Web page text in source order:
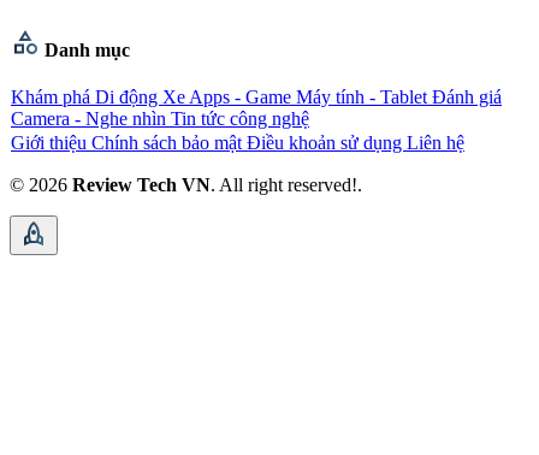
category Danh mục
Khám phá Di động Xe Apps - Game Máy tính - Tablet Đánh giá
Camera - Nghe nhìn Tin tức công nghệ
Giới thiệu Chính sách bảo mật Điều khoản sử dụng Liên hệ
© 2026 Review Tech VN. All right reserved!.
rocket